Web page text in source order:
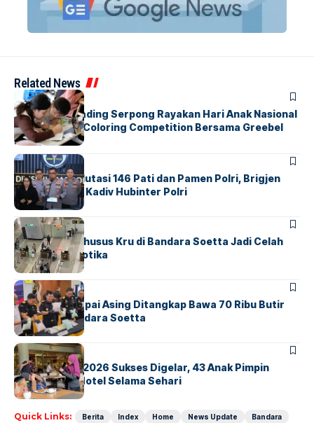
Related News
BERITAINDEX
Atria Hotel Gading Serpong Rayakan Hari Anak Nasional
Lewat Family Coloring Competition Bersama Greebel
Indonesia
BERITA
Mabes Polri Mutasi 146 Pati dan Pamen Polri, Brigjen
Untung Jabat Kadiv Hubinter Polri
BANDARABERITA
Ketika Jalur Khusus Kru di Bandara Soetta Jadi Celah
Sindikat Narkotika
BANDARA BERITA
Kopilot Maskapai Asing Ditangkap Bawa 70 Ribu Butir
Ekstasi di Bandara Soetta
BERITAINDEX
GM For A Day 2026 Sukses Digelar, 43 Anak Pimpin
Operasional Hotel Selama Sehari
Quick Links: Berita Index Home News Update
Bandara